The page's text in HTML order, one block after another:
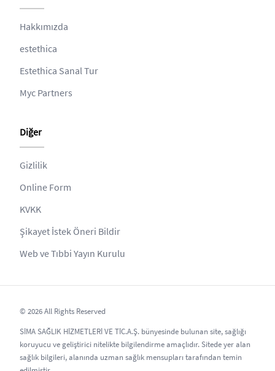
Hakkımızda
estethica
Estethica Sanal Tur
Myc Partners
Diğer
Gizlilik
Online Form
KVKK
Şikayet İstek Öneri Bildir
Web ve Tıbbi Yayın Kurulu
© 2026 All Rights Reserved
SİMA SAĞLIK HİZMETLERİ VE TİC.A.Ş. bünyesinde bulunan site, sağlığı
koruyucu ve geliştirici nitelikte bilgilendirme amaçlıdır. Sitede yer alan
sağlık bilgileri, alanında uzman sağlık mensupları tarafından temin